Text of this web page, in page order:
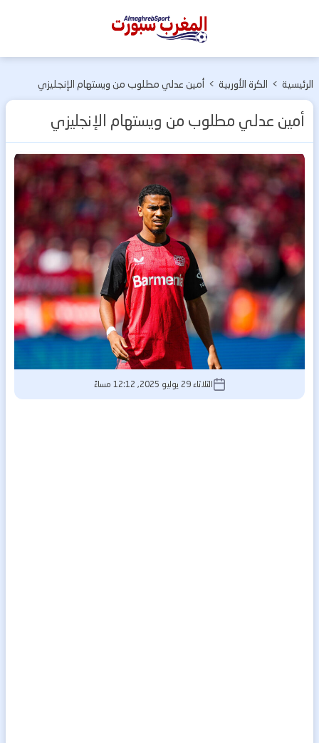
المغرب
الرئيسية > الكرة الأوربية > أمين عدلي مطلوب من ويستهام الإنجليزي
أمين عدلي مطلوب من ويستهام الإنجليزي
الثلاثاء 29 يوليو 2025, 12:12 مساءً